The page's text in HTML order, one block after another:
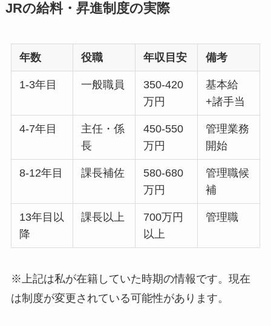
JRの給料・昇進制度の実際
年数 役職 年収目安 備考
1-3年目 一般職員
350-420
万円
基本給
+諸手当
4-7年目
主任・係
長
450-550
万円
管理業務
開始
8-12年目 課長補佐
580-680
万円
管理職候
補
13年目以
降
課長以上
700万円
以上
管理職
※上記は私が在籍していた時期の情報です。現在
は制度が変更されている可能性があります。